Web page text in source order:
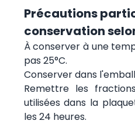
Précautions
conservation
À conserver à une
pas 25°C.
Conserver dans
Remettre les
utilisées dans la
les 24 heures.